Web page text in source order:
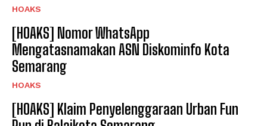
HOAKS
[HOAKS] Nomor WhatsApp
Mengatasnamakan ASN Diskominfo Kota
Semarang
HOAKS
[HOAKS] Klaim Penyelenggaraan Urban Fun